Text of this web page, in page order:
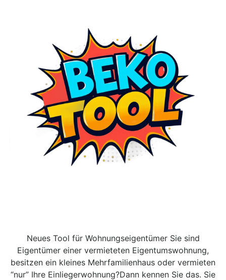
Neues Tool für Wohnungseigentümer Sie sind
Eigentümer einer vermieteten Eigentumswohnung,
besitzen ein kleines Mehrfamilienhaus oder vermieten
“nur” Ihre Einliegerwohnung?Dann kennen Sie das. Sie